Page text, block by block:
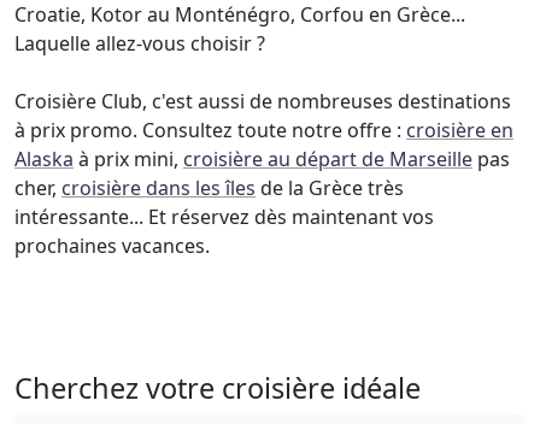
Croatie, Kotor au Monténégro, Corfou en Grèce...
Laquelle allez-vous choisir ?
Croisière Club, c'est aussi de nombreuses destinations
à prix promo. Consultez toute notre offre : croisière en
Alaska à prix mini, croisière au départ de Marseille pas
cher, croisière dans les îles de la Grèce très
intéressante... Et réservez dès maintenant vos
prochaines vacances.
Cherchez votre croisière idéale